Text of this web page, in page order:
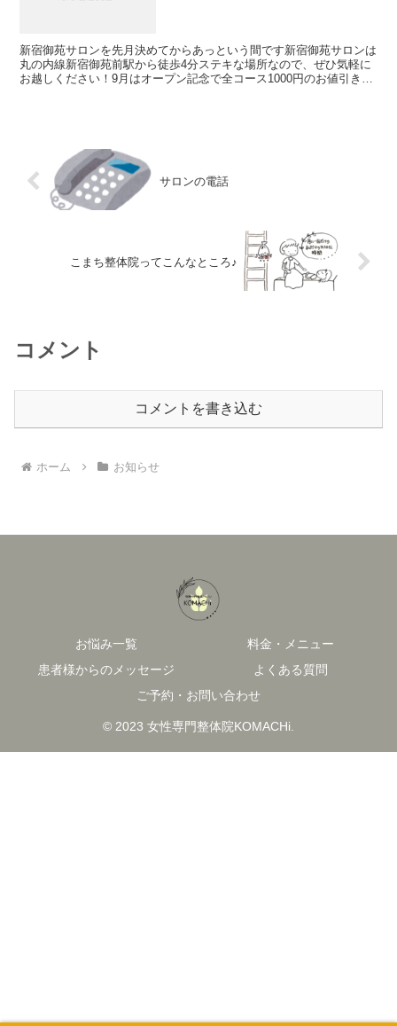
新宿御苑サロンを先月決めてからあっという間です新宿御苑サロンは
丸の内線新宿御苑前駅から徒歩4分ステキな場所なので、ぜひ気軽に
お越しください！9月はオープン記念で全コース1000円のお値引きさ
サロンの電話
こまち整体院ってこんなところ♪
コメント
コメントを書き込む
ホーム お知らせ
お悩み一覧
料金・メニュー
患者様からのメッセージ
よくある質問
ご予約・お問い合わせ
© 2023 女性専門整体院KOMACHi.